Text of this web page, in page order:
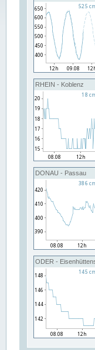
RHEIN - Koblenz
DONAU - Passau
ODER -